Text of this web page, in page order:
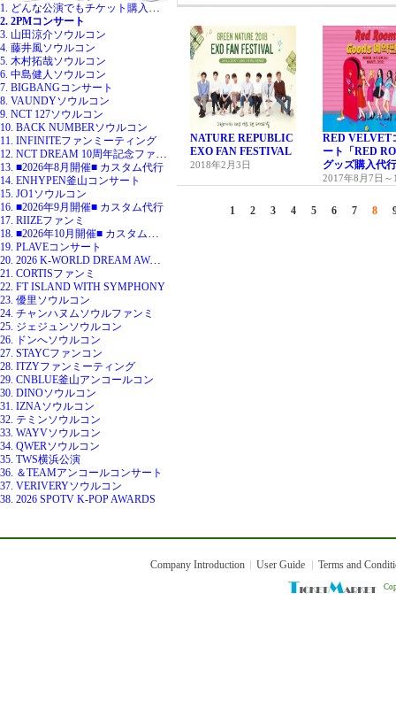
1. どんな公演でもチケット購入代行
2. 2PMコンサート
3. 山田涼介ソウルコン
4. 藤井風ソウルコン
5. 木村拓哉ソウルコン
6. 中島健人ソウルコン
7. BIGBANGコンサート
8. VAUNDYソウルコン
9. NCT 127ソウルコン
10. BACK NUMBERソウルコン
11. INFINITEファンミーティング
12. NCT DREAM 10周年記念ファンミ
13. ■2026年8月開催■ カスタム代行
14. ENHYPEN釜山コンサート
15. JO1ソウルコン
16. ■2026年9月開催■ カスタム代行
17. RIIZEファンミ
18. ■2026年10月開催■ カスタム代行
19. PLAVEコンサート
20. 2026 K-WORLD DREAM AWARDS
21. CORTISファンミ
22. FT ISLAND WITH SYMPHONY
23. 優里ソウルコン
24. チャンハヌムソウルファンミ
25. ジェジュンソウルコン
26. ドンへソウルコン
27. STAYCファンコン
28. ITZYファンミーティング
29. CNBLUE釜山アンコールコン
30. DINOソウルコン
31. IZNAソウルコン
32. テミンソウルコン
33. WAYVソウルコン
34. QWERソウルコン
35. TWS横浜公演
36. ＆TEAMアンコールコンサート
37. VERIVERYソウルコン
38. 2026 SPOTV K-POP AWARDS
NATURE REPUBLIC
EXO FAN FESTIVAL
2018年2月3日
RED VELVET
ート「RED
グッズ購入代行
2017年8月7日～
1 2 3 4 5 6 7 8
Company Introduction User Guide Terms and